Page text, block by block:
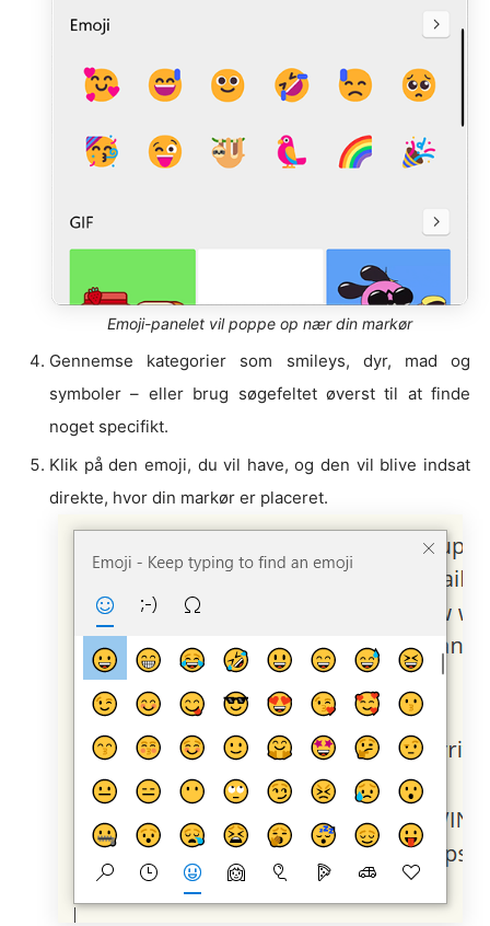
Emoji-panelet vil poppe op nær din markør
Gennemse kategorier som smileys, dyr, mad og
symboler – eller brug søgefeltet øverst til at finde
noget specifikt.
Klik på den emoji, du vil have, og den vil blive indsat
direkte, hvor din markør er placeret.